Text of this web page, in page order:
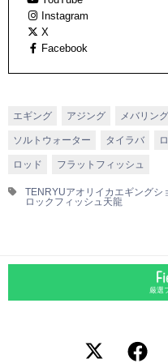
エリアフィッシング、さらに
ンルでこだわりの強いロッド
Instagram
X
Facebook
エギング アジング メバリング
ソルトウォーター タイラバ
ロッド フラットフィッシュ
TENRYUアオリイカ エギングシ
ロックフィッシュ天龍
厳選